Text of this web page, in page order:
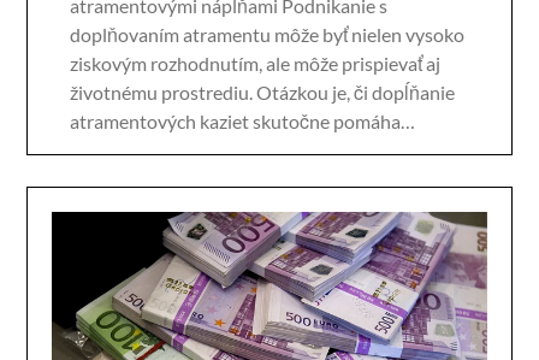
atramentovými náplňami Podnikanie s
doplňovaním atramentu môže byť nielen vysoko
ziskovým rozhodnutím, ale môže prispievať aj
životnému prostrediu. Otázkou je, či dopĺňanie
atramentových kaziet skutočne pomáha…